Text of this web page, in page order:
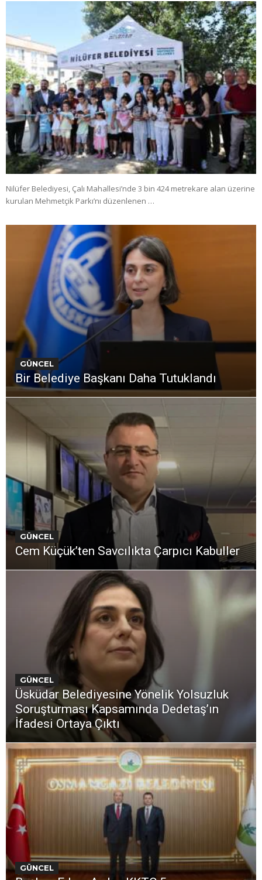
Nilüfer Belediyesi, Çalı Mahallesi’nde 3 bin 424 metrekare alan üzerine
kurulan Mehmetçik Parkı’nı düzenlenen …
GÜNCEL
Bir Belediye Başkanı Daha Tutuklandı
GÜNCEL
Cem Küçük’ten Savcılıkta Çarpıcı Kabuller
GÜNCEL
Üsküdar Belediyesine Yönelik Yolsuzluk
Soruşturması Kapsamında Dedetaş’ın
İfadesi Ortaya Çıktı
GÜNCEL